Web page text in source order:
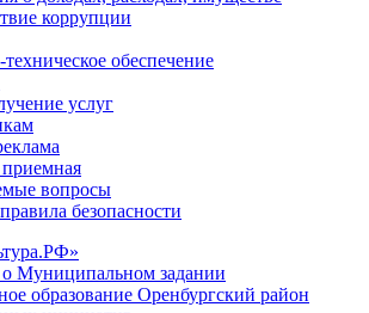
коррупции
обеспечение
услуг
вопросы
безопасности
Муниципальном задании
образование Оренбургский район